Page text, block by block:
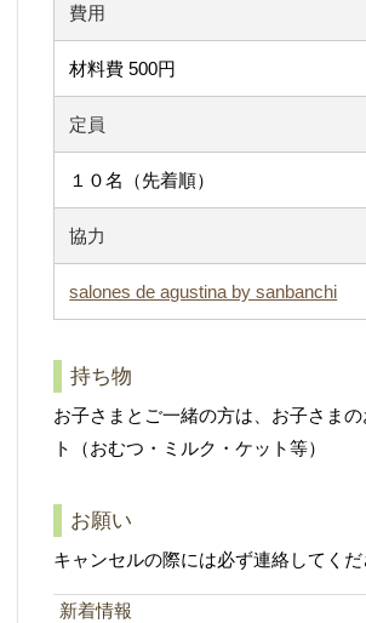
費用
材料費 500円
定員
１０名（先着順）
協力
salones de agustina by sanbanchi
持ち物
お子さまとご一緒の方は、お子さま
ト（おむつ・ミルク・ケット等）
お願い
キャンセルの際には必ず連絡してくだ
新着情報